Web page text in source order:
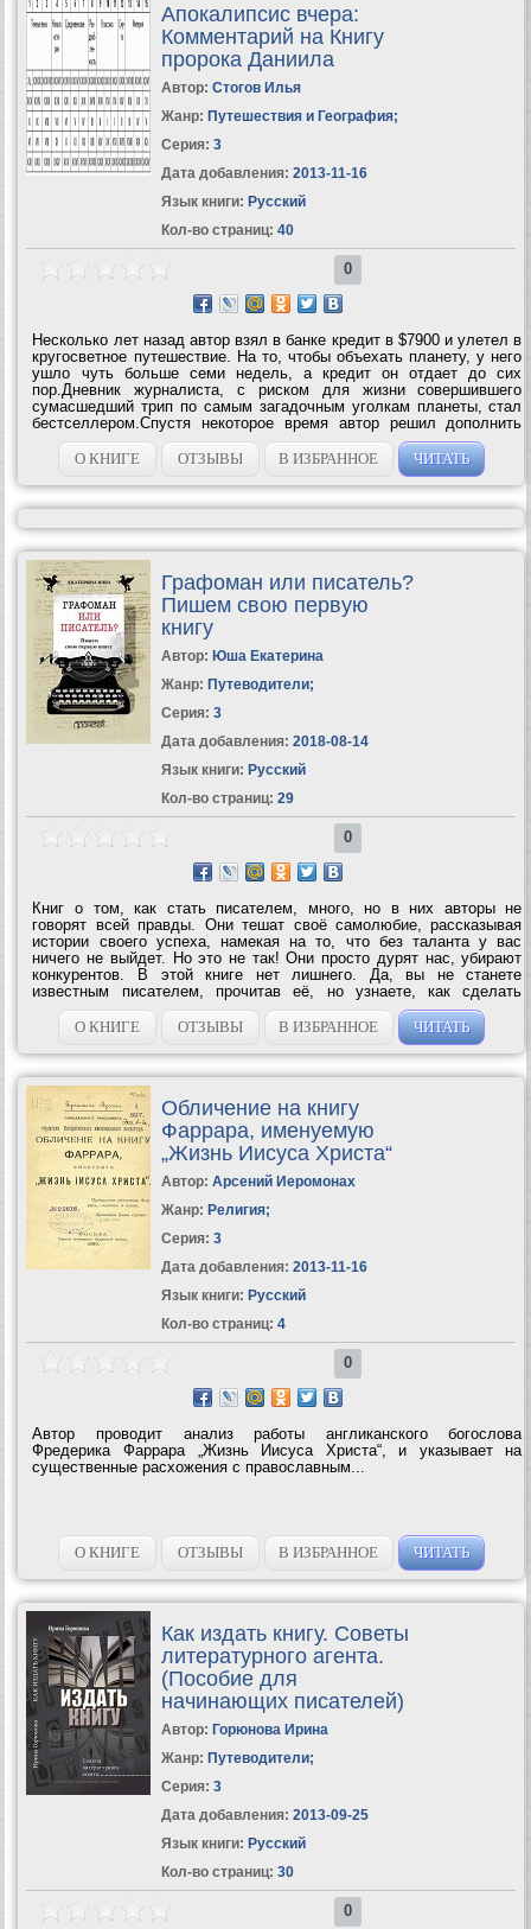
Апокалипсис вчера:
Комментарий на Книгу
пророка Даниила
Автор: Стогов Илья
Жанр: Путешествия и География;
Серия: 3
Дата добавления: 2013-11-16
Язык книги: Русский
Кол-во страниц: 40
0
Несколько лет назад автор взял в банке кредит в $7900 и улетел в
кругосветное путешествие. На то, чтобы объехать планету, у него
ушло чуть больше семи недель, а кредит он отдает до сих
пор.Дневник журналиста, с риском для жизни совершившего
сумасшедший трип по самым загадочным уголкам планеты, стал
бестселлером.Спустя некоторое время автор решил дополнить
свой дневник кругосветного путешествия новыми страницами. Так
появилась эта...
О КНИГЕ ОТЗЫВЫ В ИЗБРАННОЕ ЧИТАТЬ
Графоман или писатель?
Пишем свою первую
книгу
Автор: Юша Екатерина
Жанр: Путеводители;
Серия: 3
Дата добавления: 2018-08-14
Язык книги: Русский
Кол-во страниц: 29
0
Книг о том, как стать писателем, много, но в них авторы не
говорят всей правды. Они тешат своё самолюбие, рассказывая
истории своего успеха, намекая на то, что без таланта у вас
ничего не выйдет. Но это не так! Они просто дурят нас, убирают
конкурентов. В этой книге нет лишнего. Да, вы не станете
известным писателем, прочитав её, но узнаете, как сделать
первые шаги и какие препятствия вас ждут на этом...
О КНИГЕ
ОТЗЫВЫ В ИЗБРАННОЕ ЧИТАТЬ
Обличение на книгу
Фаррара, именуемую
„Жизнь Иисуса Христа“
Автор: Арсений Иеромонах
Жанр: Религия;
Серия: 3
Дата добавления: 2013-11-16
Язык книги: Русский
Кол-во страниц: 4
0
Автор проводит анализ работы англиканского богослова
Фредерика Фаррара „Жизнь Иисуса Христа“, и указывает на
существенные расхожения с православным...
О КНИГЕ ОТЗЫВЫ В ИЗБРАННОЕ ЧИТАТЬ
Как издать книгу. Советы
литературного агента.
(Пособие для
начинающих писателей)
Автор: Горюнова Ирина
Жанр: Путеводители;
Серия: 3
Дата добавления: 2013-09-25
Язык книги: Русский
Кол-во страниц: 30
0